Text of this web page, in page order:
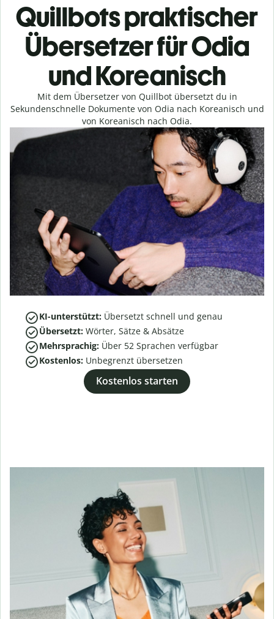
Quillbots praktischer
Übersetzer für Odia
und Koreanisch
Mit dem Übersetzer von Quillbot übersetzt du in
Sekundenschnelle Dokumente von Odia nach Koreanisch und
von Koreanisch nach Odia.
KI-unterstützt: Übersetzt schnell und genau
Übersetzt: Wörter, Sätze & Absätze
Mehrsprachig: Über 52 Sprachen verfügbar
Kostenlos: Unbegrenzt übersetzen
Kostenlos starten